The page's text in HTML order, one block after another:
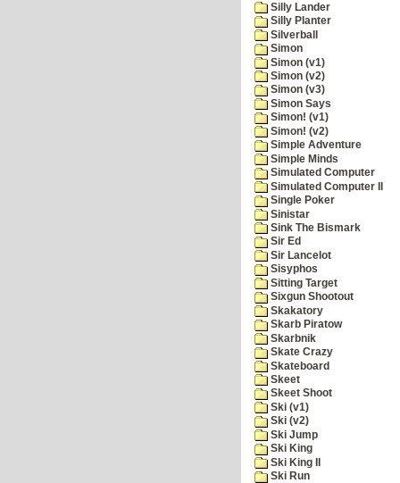
Silly Lander
Silly Planter
Silverball
Simon
Simon (v1)
Simon (v2)
Simon (v3)
Simon Says
Simon! (v1)
Simon! (v2)
Simple Adventure
Simple Minds
Simulated Computer
Simulated Computer II
Single Poker
Sinistar
Sink The Bismark
Sir Ed
Sir Lancelot
Sisyphos
Sitting Target
Sixgun Shootout
Skakatory
Skarb Piratow
Skarbnik
Skate Crazy
Skateboard
Skeet
Skeet Shoot
Ski (v1)
Ski (v2)
Ski Jump
Ski King
Ski King II
Ski Run